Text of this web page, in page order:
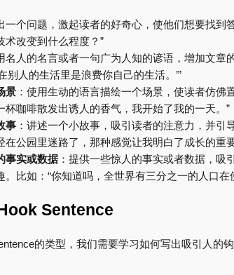
一个问题，激起读者的好奇心，使他们想要找到
术改变到什么程度？”
名人的名言或者一句广为人知的谚语，增加文章
别人的生活里是浪费你自己的生活。’”
景 ：使用生动的语言描绘一个场景，使读者仿佛
杯咖啡散发出诱人的香气，我开始了我的一天。”
事 ：讲述一个小故事，吸引读者的注意力，并引
在公园里迷路了，那种感觉让我明白了成长的重
事实或数据 ：提供一些惊人的事实或者数据，吸
。比如：“你知道吗，全世界有三分之一的人口在
Sentence
的类型，我们需要学习如何写出吸引人的